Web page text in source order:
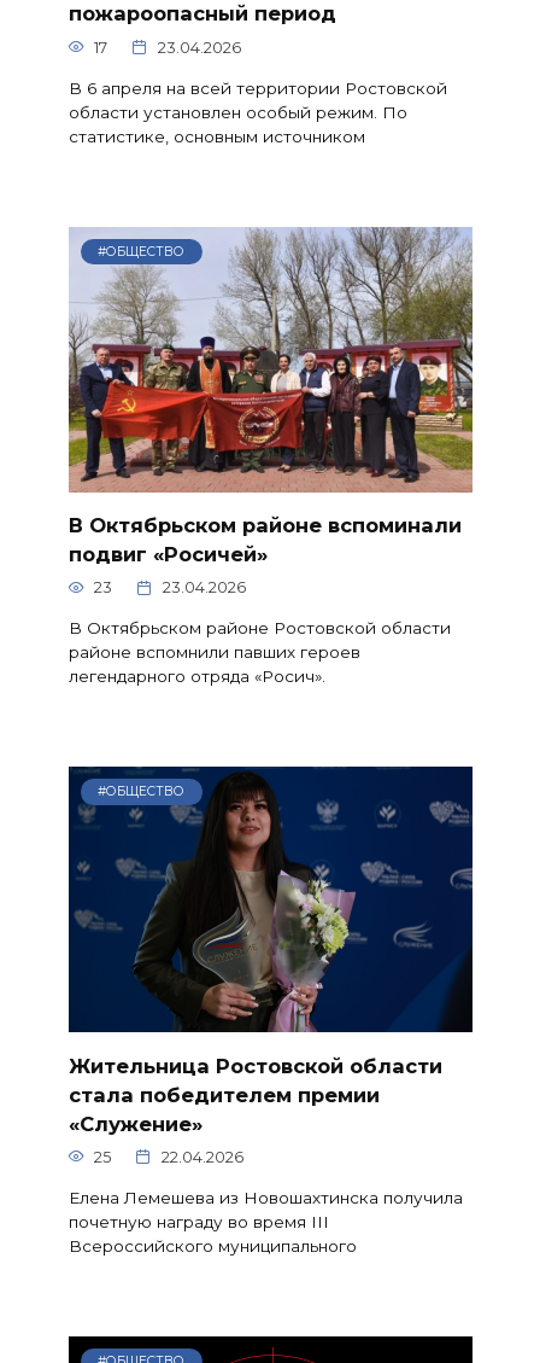
пожароопасный период
17 23.04.2026
В 6 апреля на всей территории Ростовской
области установлен особый режим. По
статистике, основным источником
#ОБЩЕСТВО
В Октябрьском районе вспоминали
подвиг «Росичей»
23 23.04.2026
В Октябрьском районе Ростовской области
районе вспомнили павших героев
легендарного отряда «Росич».
#ОБЩЕСТВО
Жительница Ростовской области
стала победителем премии
«Служение»
25 22.04.2026
Елена Лемешева из Новошахтинска получила
почетную награду во время III
Всероссийского муниципального